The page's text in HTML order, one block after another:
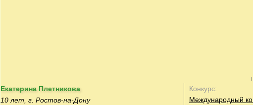
Екатерина Плетникова
10 лет, г. Ростов-на-Дону
Конкурс:
Международный